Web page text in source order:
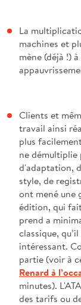
La
machines et
mène (déjà !)
Clients et
travail ainsi
plus
ne démultiplie
d'adaptation,
style, de
ont mené une
édition, qui
prend a
classique,
intéressant.
partie (voir à
Renard à
minutes).
des tarifs ou